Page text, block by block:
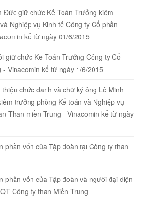
Đức giữ chức Kế Toán Trưởng kiêm
Nghiệp vụ Kinh tế Công ty Cổ phần
kể từ ngày 01/6/2015
giữ chức Kế Toán Trưởng Công ty Cổ
- Vinacomin kể từ ngày 1/6/2015
chức danh và chữ ký ông Lê Minh
trưởng phòng Kế toán và Nghiệp vụ
Than miền Trung - Vinacomin kể từ ngày
phần vốn của Tập đoàn tại Công ty than
phần vốn của Tập đoàn và người đại diện
Công ty than Miền Trung